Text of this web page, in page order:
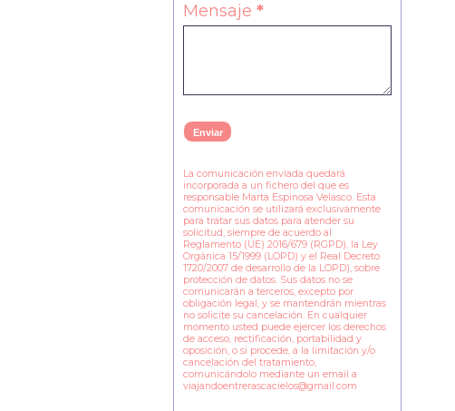
Mensaje *
La comunicación enviada quedará
incorporada a un fichero del que es
responsable Marta Espinosa Velasco. Esta
comunicación se utilizará exclusivamente
para tratar sus datos para atender su
solicitud, siempre de acuerdo al
Reglamento (UE) 2016/679 (RGPD), la Ley
Orgánica 15/1999 (LOPD) y el Real Decreto
1720/2007 de desarrollo de la LOPD), sobre
protección de datos. Sus datos no se
comunicarán a terceros, excepto por
obligación legal, y se mantendrán mientras
no solicite su cancelación. En cualquier
momento usted puede ejercer los derechos
de acceso, rectificación, portabilidad y
oposición, o si procede, a la limitación y/o
cancelación del tratamiento,
comunicándolo mediante un email a
viajandoentrerascacielos@gmail.com